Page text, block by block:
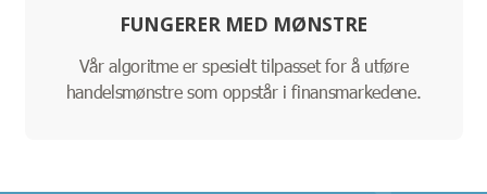
FUNGERER MED MØNSTRE
Vår algoritme er spesielt tilpasset for å utføre
handelsmønstre som oppstår i finansmarkedene.